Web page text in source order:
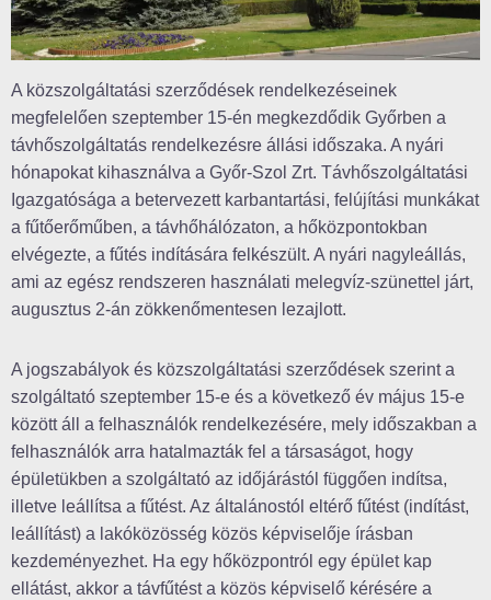
A közszolgáltatási szerződések rendelkezéseinek
megfelelően szeptember 15-én megkezdődik Győrben a
távhőszolgáltatás rendelkezésre állási időszaka. A nyári
hónapokat kihasználva a Győr-Szol Zrt. Távhőszolgáltatási
Igazgatósága a betervezett karbantartási, felújítási munkákat
a fűtőerőműben, a távhőhálózaton, a hőközpontokban
elvégezte, a fűtés indítására felkészült. A nyári nagyleállás,
ami az egész rendszeren használati melegvíz-szünettel járt,
augusztus 2-án zökkenőmentesen lezajlott.
A jogszabályok és közszolgáltatási szerződések szerint a
szolgáltató szeptember 15-e és a következő év május 15-e
között áll a felhasználók rendelkezésére, mely időszakban a
felhasználók arra hatalmazták fel a társaságot, hogy
épületükben a szolgáltató az időjárástól függően indítsa,
illetve leállítsa a fűtést. Az általánostól eltérő fűtést (indítást,
leállítást) a lakóközösség közös képviselője írásban
kezdeményezhet. Ha egy hőközpontról egy épület kap
ellátást, akkor a távfűtést a közös képviselő kérésére a